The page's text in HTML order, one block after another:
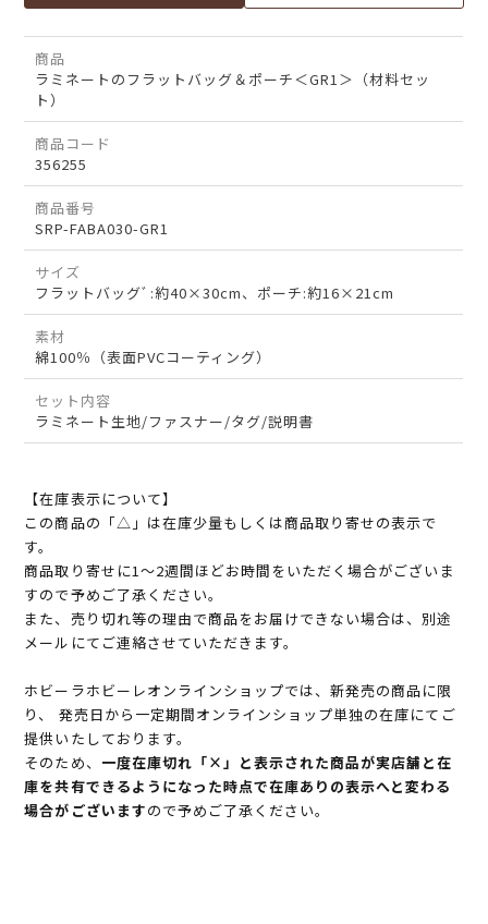
商品
ラミネートのフラットバッグ＆ポーチ＜GR1＞（材料セッ
ト）
商品コード
356255
商品番号
SRP-FABA030-GR1
サイズ
フラットバッグﾞ:約40×30cm、ポーチ:約16×21cm
素材
綿100％（表面PVCコーティング）
セット内容
ラミネート生地/ファスナー/タグ/説明書
【在庫表示について】
この商品の「△」は在庫少量もしくは商品取り寄せの表示で
す。
商品取り寄せに1～2週間ほどお時間をいただく場合がございま
すので予めご了承ください。
また、売り切れ等の理由で商品をお届けできない場合は、別途
メールにてご連絡させていただきます。
ホビーラホビーレオンラインショップでは、新発売の商品に限
り、 発売日から一定期間オンラインショップ単独の在庫にてご
提供いたしております。
そのため、 一度在庫切れ「×」と表示された商品が実店舗と在
庫を共有できるようになった時点で在庫ありの表示へと変わる
場合がございますので予めご了承ください。